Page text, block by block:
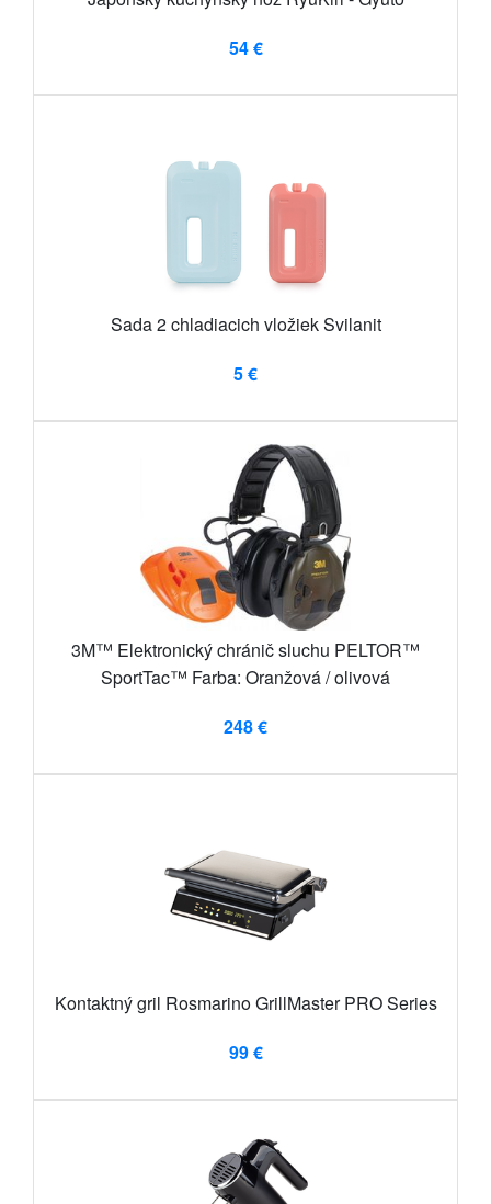
54 €
Sada 2 chladiacich vložiek Svilanit
5 €
3M™ Elektronický chránič sluchu PELTOR™
SportTac™ Farba: Oranžová / olivová
248 €
Kontaktný gril Rosmarino GrillMaster PRO Series
99 €